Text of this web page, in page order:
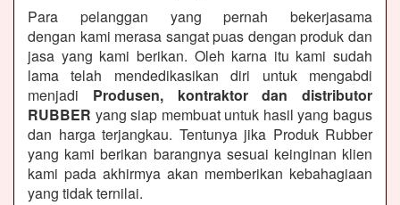
Para pelanggan yang pernah bekerjasama
dengan kami merasa sangat puas dengan produk dan
jasa yang kami berikan. Oleh karna itu kami sudah
lama telah mendedikasikan diri untuk mengabdi
menjadi Produsen, kontraktor dan distributor
RUBBER yang siap membuat untuk hasil yang bagus
dan harga terjangkau. Tentunya jika Produk Rubber
yang kami berikan barangnya sesuai keinginan klien
kami pada akhirmya akan memberikan kebahagiaan
yang tidak ternilai.